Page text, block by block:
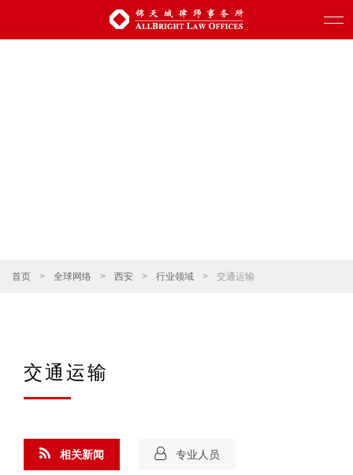
首页 > 全球网络 > 西安 > 行业领域 > 交通运输
交通运输
相关新闻 专业人员